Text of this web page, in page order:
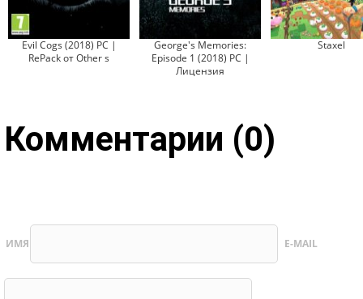
Evil Cogs (2018) PC |
RePack от Other s
George's Memories:
Episode 1 (2018) PC |
Лицензия
Staxel
Комментарии (0)
ИМЯ E-MAIL